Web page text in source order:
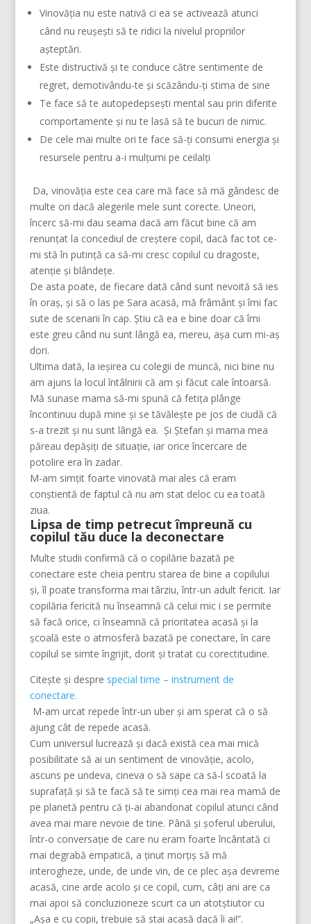
Vinovăția nu este nativă ci ea se activează atunci
când nu reușești să te ridici la nivelul propriilor
așteptări.
Este distructivă și te conduce către sentimente de
regret, demotivându-te și scăzându-ți stima de sine
Te face să te autopedepsești mental sau prin diferite
comportamente și nu te lasă să te bucuri de nimic.
De cele mai multe ori te face să-ți consumi energia și
resursele pentru a-i mulțumi pe ceilalți
Da, vinovăția este cea care mă face să mă gândesc de
multe ori dacă alegerile mele sunt corecte. Uneori,
încerc să-mi dau seama dacă am făcut bine că am
renunțat la concediul de creștere copil, dacă fac tot ce-
mi stă în putință ca să-mi cresc copilul cu dragoste,
atenție și blândețe.
De asta poate, de fiecare dată când sunt nevoită să ies
în oraș, și să o las pe Sara acasă, mă frâmânt și îmi fac
sute de scenarii în cap. Știu că ea e bine doar că îmi
este greu când nu sunt lângă ea, mereu, așa cum mi-aș
dori.
Ultima dată, la ieșirea cu colegii de muncă, nici bine nu
am ajuns la locul întâlnirii că am și făcut cale întoarsă.
Mă sunase mama să-mi spună că fetița plânge
încontinuu după mine și se tăvălește pe jos de ciudă că
s-a trezit și nu sunt lângă ea. Și Ștefan și mama mea
păreau depășiți de situație, iar orice încercare de
potolire era în zadar.
M-am simțit foarte vinovată mai ales că eram
conștientă de faptul că nu am stat deloc cu ea toată
ziua.
Lipsa de timp petrecut împreună cu
copilul tău duce la deconectare
Multe studii confirmă că o copilărie bazată pe
conectare este cheia pentru starea de bine a copilului
și, îl poate transforma mai târziu, într-un adult fericit. Iar
copilăria fericită nu înseamnă că celui mic i se permite
să facă orice, ci înseamnă că prioritatea acasă și la
școală este o atmosferă bazată pe conectare, în care
copilul se simte îngrijit, dorit și tratat cu corectitudine.
Citește și despre special time – instrument de
conectare.
M-am urcat repede într-un uber și am sperat că o să
ajung cât de repede acasă.
Cum universul lucrează și dacă există cea mai mică
posibilitate să ai un sentiment de vinovăție, acolo,
ascuns pe undeva, cineva o să sape ca să-l scoată la
suprafață și să te facă să te simți cea mai rea mamă de
pe planetă pentru că ți-ai abandonat copilul atunci când
avea mai mare nevoie de tine. Până și șoferul uberului,
într-o conversație de care nu eram foarte încântată ci
mai degrabă empatică, a ținut morțiș să mă
interogheze, unde, de unde vin, de ce plec așa devreme
acasă, cine arde acolo și ce copil, cum, câți ani are ca
mai apoi să concluzioneze scurt ca un atotștiutor cu
„Așa e cu copii, trebuie să stai acasă dacă îi ai!”.